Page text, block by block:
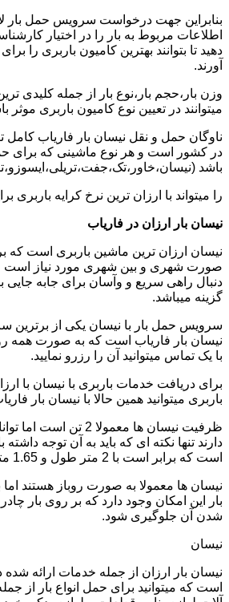
بنابراین جهت درخواست سرویس حمل بار
اطلاعات مربوط به بار را در اختیار
دهید تا بتوانند بهترین کامیون باربری را
آورند.
وزن بار،حجم بار،نوع بار از جمله کلیدی
میتوانند در تعیین نوع کامیون باربری موثر
ناوگان حمل و نقل نیسان بار فاریاب کامل
در کشور است و هر نوع ماشینی که برای
باشد
را میتواند با ارزان ترین نرخ کرایه باربری
نیسان بار ارزان در فاریاب
نیسان ارزان ترین ماشین باربری است که
صورت شهری و بین شهری مورد نیاز است و
دنبال راهی سریع و وآسان برای جابه جایی
گزینه میباشد.
سرویس حمل بار با نیسان یکی از برترین
نیسان بار فاریاب است که به صورت همه
با یک تماس میتوانید آن را رزرو نمایید.
برای دریافت خدمات باربری با نیسان با
باربری میتوانید همین حالا با نیسان بار
ظرفیت نیسان ها معمولا 2
دارند تنها نکته ای که باید به آن توجه داشته
است که برابر است با 2 متر طول و 1.65 متر عرض.
نیسان ها معمولا به صورت روباز هستند
بار این امکان وجود دارد که بر روی بار
شدن آن جلوگیری شود.
نیسان
نیسان بار ارزان از جمله خدمات ارائه شده
است که میتوانید برای حمل انواع بار از